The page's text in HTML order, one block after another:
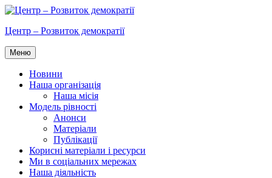
Перейти
вмісту
Центр – Розвиток демократії
Меню
Новини
Наша організація
Наша місія
Модель рівності
Анонси
Матеріали
Публікації
Корисні матеріали і ресурси
Ми в соціальних мережах
Наша діяльність